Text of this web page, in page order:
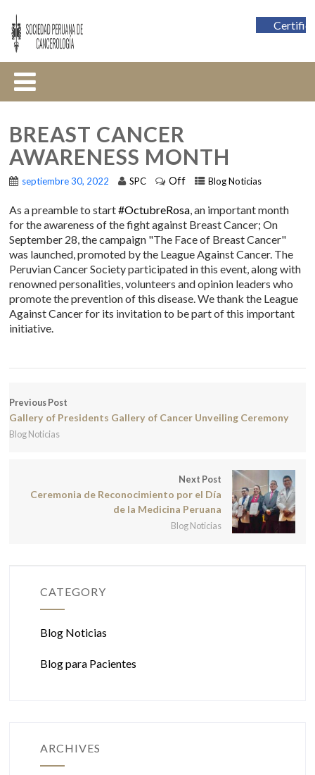
BREAST CANCER
AWARENESS MONTH
septiembre 30, 2022 SPC Off Blog Noticias
As a preamble to start#OctubreRosa, an important month
for the awareness of the fight against Breast Cancer; On
September 28, the campaign "The Face of Breast Cancer"
was launched, promoted by the League Against Cancer. The
Peruvian Cancer Society participated in this event, along with
renowned personalities, volunteers and opinion leaders who
promote the prevention of this disease. We thank the League
Against Cancer for its invitation to be part of this important
initiative.
Previous Post
Gallery of Presidents Gallery of Cancer Unveiling Ceremony
Blog Noticias
Next Post
Ceremonia de Reconocimiento por el Día
de la Medicina Peruana
Blog Noticias
CATEGORY
Blog Noticias
Blog para Pacientes
ARCHIVES